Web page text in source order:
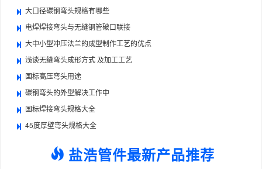
大口径碳钢弯头规格有哪些
电焊焊接弯头与无缝钢管破口联接
大中小型冲压法兰的成型制作工艺的优点
浅谈无缝弯头成形方式 及加工工艺
国标高压弯头用途
碳钢弯头的外型解决工作中
国标焊接弯头规格大全
45度厚壁弯头规格大全
盐浩管件最新产品推荐